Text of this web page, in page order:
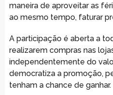
maneira de aproveitar as
ao mesmo tempo, faturar
A participação é aberta a
realizarem compras nas
independentemente do
democratiza a promoção,
tenham a chance de ganhar.